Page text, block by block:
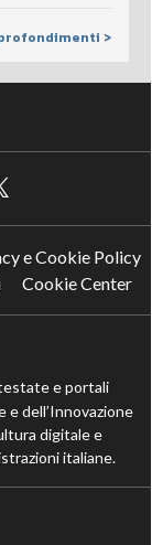
>
e Cookie Policy
Cookie Center
e portali
e dell’Innovazione
digitale e
italiane.